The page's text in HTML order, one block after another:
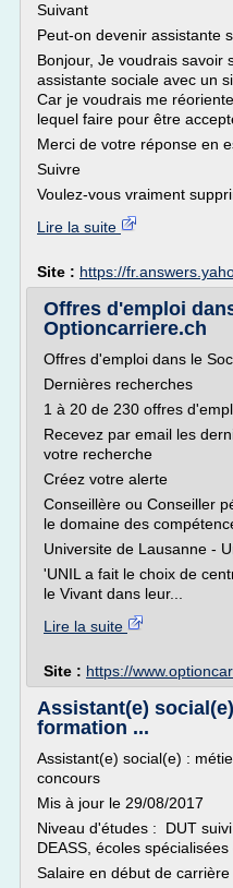
Suivant
Peut-on devenir assistante
Bonjour, Je voudrais savoir
assistante sociale avec un
Car je voudrais me
lequel faire pour être
Merci de votre réponse en
Suivre
Voulez-vous vraiment
Lire la suite
Site : https://
Offres d'emploi
Optioncarriere.ch
Offres d'emploi dans le
Dernières recherches
1 à 20 de 230 offres
Recevez par email les
votre recherche
Créez votre alerte
Conseillère ou Conseiller
le domaine des
Universite de Lausanne -
'UNIL a fait le choix de
le Vivant dans leur...
Lire la suite
Site : https://
Assistant(e)
formation ...
Assistant(e) social(e) :
concours
Mis à jour le 29/08/2017
Niveau d'études : DUT
DEASS, écoles
Salaire en début de